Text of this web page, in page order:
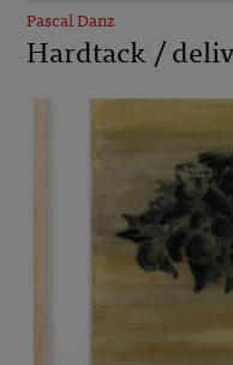
Pascal Danz
Hardtack /